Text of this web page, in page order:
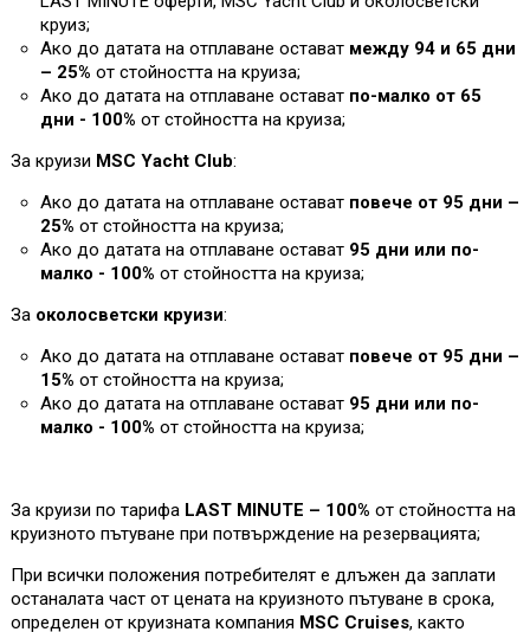
круиз;
Ако до датата на отплаване остават между 94 и 65 дни
– 25% от стойността на круиза;
Ако до датата на отплаване остават по-малко от 65
дни - 100% от стойността на круиза;
За круизи MSC Yacht Club:
Ако до датата на отплаване остават повече от 95 дни –
25% от стойността на круиза;
Ако до датата на отплаване остават 95 дни или по-
малко - 100% от стойността на круиза;
За околосветски круизи:
Ако до датата на отплаване остават повече от 95 дни –
15% от стойността на круиза;
Ако до датата на отплаване остават 95 дни или по-
малко - 100% от стойността на круиза;
За круизи по тарифа LAST MINUTE – 100% от стойността на
круизното пътуване при потвърждение на резервацията;
При всички положения потребителят е длъжен да заплати
останалата част от цената на круизното пътуване в срока,
определен от круизната компания MSC Cruises, както